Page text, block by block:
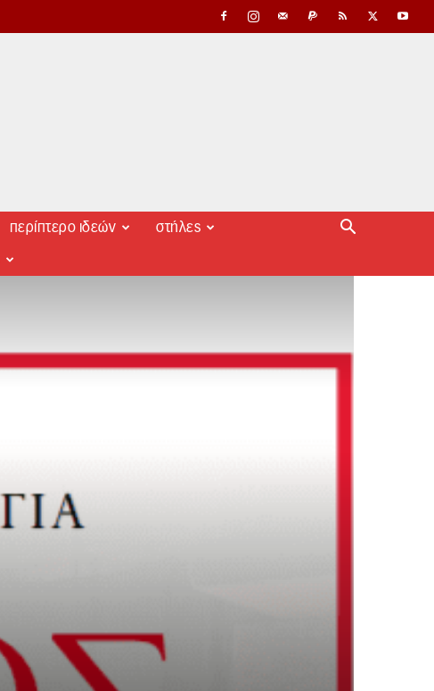
περίπτερο ιδεών στήλες